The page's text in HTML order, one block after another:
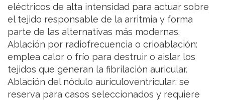
eléctricos de alta intensidad para actuar sobre
el tejido responsable de la arritmia y forma
parte de las alternativas más modernas.
Ablación por radiofrecuencia o crioablación:
emplea calor o frío para destruir o aislar los
tejidos que generan la fibrilación auricular.
Ablación del nódulo auriculoventricular: se
reserva para casos seleccionados y requiere